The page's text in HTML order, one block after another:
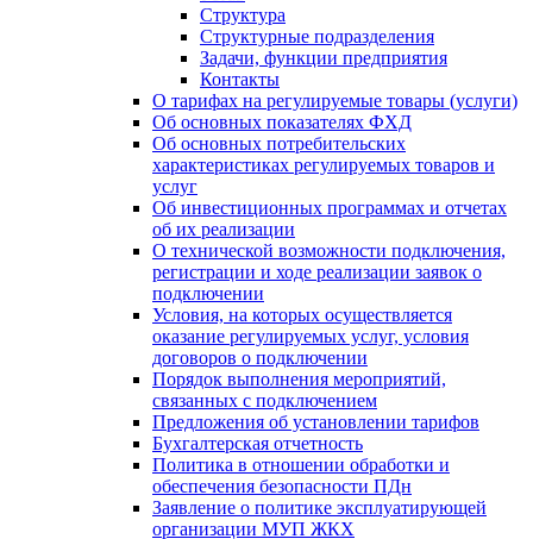
Структура
Структурные подразделения
Задачи, функции предприятия
Контакты
О тарифах на регулируемые товары (услуги)
Об основных показателях ФХД
Об основных потребительских
характеристиках регулируемых товаров и
услуг
Об инвестиционных программах и отчетах
об их реализации
О технической возможности подключения,
регистрации и ходе реализации заявок о
подключении
Условия, на которых осуществляется
оказание регулируемых услуг, условия
договоров о подключении
Порядок выполнения мероприятий,
связанных с подключением
Предложения об установлении тарифов
Бухгалтерская отчетность
Политика в отношении обработки и
обеспечения безопасности ПДн
Заявление о политике эксплуатирующей
организации МУП ЖКХ